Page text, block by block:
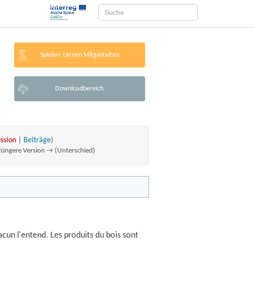
Spielen- Lernen Mitgestalten
Downloadbereich
Beiträge)
Version → (Unterschied)
l'entend. Les produits du bois sont